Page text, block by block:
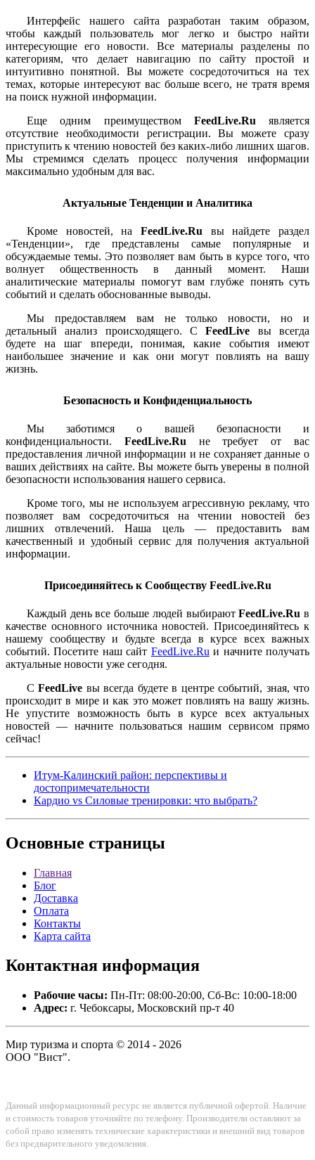
Интерфейс нашего сайта разработан таким образом,
чтобы каждый пользователь мог легко и быстро найти
интересующие его новости. Все материалы разделены по
категориям, что делает навигацию по сайту простой и
интуитивно понятной. Вы можете сосредоточиться на тех
темах, которые интересуют вас больше всего, не тратя время
на поиск нужной информации.
Еще одним преимуществом FeedLive.Ru является
отсутствие необходимости регистрации. Вы можете сразу
приступить к чтению новостей без каких-либо лишних шагов.
Мы стремимся сделать процесс получения информации
максимально удобным для вас.
Актуальные Тенденции и Аналитика
Кроме новостей, на FeedLive.Ru вы найдете раздел
«Тенденции», где представлены самые популярные и
обсуждаемые темы. Это позволяет вам быть в курсе того, что
волнует общественность в данный момент. Наши
аналитические материалы помогут вам глубже понять суть
событий и сделать обоснованные выводы.
Мы предоставляем вам не только новости, но и
детальный анализ происходящего. СFeedLive вы всегда
будете на шаг впереди, понимая, какие события имеют
наибольшее значение и как они могут повлиять на вашу
жизнь.
Безопасность и Конфиденциальность
Мы заботимся о вашей безопасности и
конфиденциальности. FeedLive.Ru не требует от вас
предоставления личной информации и не сохраняет данные о
ваших действиях на сайте. Вы можете быть уверены в полной
безопасности использования нашего сервиса.
Кроме того, мы не используем агрессивную рекламу, что
позволяет вам сосредоточиться на чтении новостей без
лишних отвлечений. Наша цель — предоставить вам
качественный и удобный сервис для получения актуальной
информации.
Присоединяйтесь к Сообществу FeedLive.Ru
Каждый день все больше людей выбираютFeedLive.Ru в
качестве основного источника новостей. Присоединяйтесь к
нашему сообществу и будьте всегда в курсе всех важных
событий. Посетите наш сайт FeedLive.Ru и начните получать
актуальные новости уже сегодня.
СFeedLive вы всегда будете в центре событий, зная, что
происходит в мире и как это может повлиять на вашу жизнь.
Не упустите возможность быть в курсе всех актуальных
новостей — начните пользоваться нашим сервисом прямо
сейчас!
Итум-Калинский район: перспективы и
достопримечательности
Кардио vs Силовые тренировки: что выбрать?
Основные страницы
Главная
Блог
Доставка
Оплата
Контакты
Карта сайта
Контактная информация
Рабочие часы: Пн-Пт: 08:00-20:00, Сб-Вс: 10:00-18:00
Адрес: г. Чебоксары, Московский пр-т 40
Мир туризма и спорта © 2014 - 2026
ООО "Вист".
Данный информационный ресурс не является публичной офертой. Наличие
и стоимость товаров уточняйте по телефону. Производители оставляют за
собой право изменять технические характеристики и внешний вид товаров
без предварительного уведомления.